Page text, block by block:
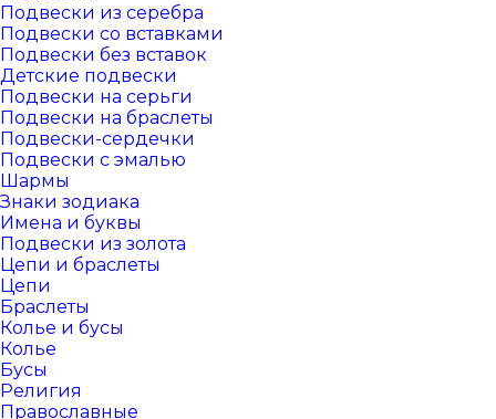
Подвески из серебра
Подвески со вставками
Подвески без вставок
Детские подвески
Подвески на серьги
Подвески на браслеты
Подвески-сердечки
Подвески с эмалью
Шармы
Знаки зодиака
Имена и буквы
Подвески из золота
Цепи и браслеты
Цепи
Браслеты
Колье и бусы
Колье
Бусы
Религия
Православные